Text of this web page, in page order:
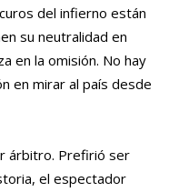
del infierno están
su neutralidad en
en la omisión. No hay
en mirar al país desde
árbitro. Prefirió ser
el espectador